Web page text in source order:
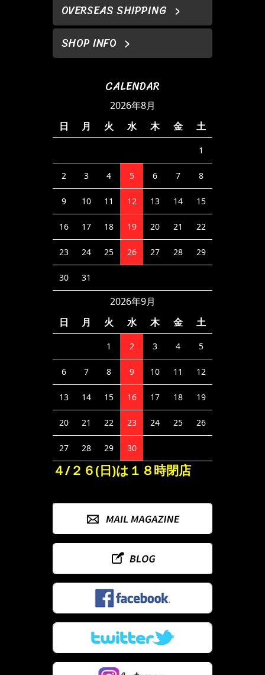
OVERSEAS SHIPPING
SHOP INFO
CALENDAR
2026年8月
日
月 火 水 木 金 土
1
2 3 4 5 6 7 8
9 10 11 12 13 14 15
16 17 18 19 20 21 22
23 24 25 26 27 28 29
30 31
2026年9月
日
月 火 水 木 金 土
1 2 3 4 5
6 7 8 9 10 11 12
13 14 15 16 17 18 19
20 21 22 23 24 25 26
27 28 29 30
４/２６(日)は１８時閉店